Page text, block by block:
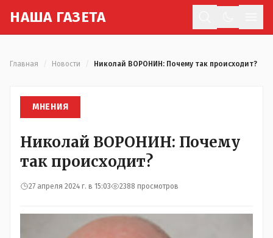
НАША ГАЗЕТА
Главная Новости Николай ВОРОНИН: Почему так происходит?
МНЕНИЯ
Николай ВОРОНИН: Почему
так происходит?
27 апреля 2024 г. в 15:03 2388 просмотров